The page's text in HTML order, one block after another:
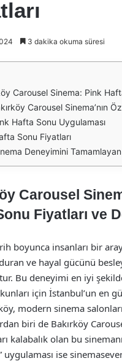
3 dakika okuma süresi
Carousel Sinema: Pink Hafta
Carousel Sinema’nın
Hafta Sonu Uygulaması
Sonu Fiyatları
Deneyimini
Carousel
Fiyatları ve
boyunca insanları bir
ve hayal gücünü
Bu deneyimi en iyi
için İstanbul’un en
modern sinema
biri de Bakırköy
kalabalık olan bu
uygulaması ise